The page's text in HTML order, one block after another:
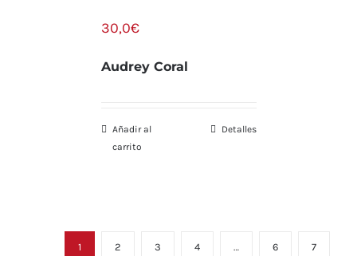
30,0€
Audrey Coral
Añadir al
carrito
Detalles
1 2 3 4 … 6 7